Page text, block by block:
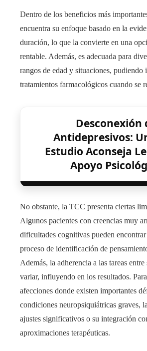
Dentro de los beneficios más
encuentra su enfoque basado en la
duración, lo que la convierte en una
rentable. Además, es adecuada para
rangos de edad y situaciones, pudiendo
tratamientos farmacológicos cuando se
Desconexión
Antidepresivos:
Estudio Aconseja
Apoyo
No obstante, la TCC presenta ciertas
Algunos pacientes con creencias muy
dificultades cognitivas pueden
proceso de identificación de
Además, la adherencia a las tareas entre
variar, influyendo en los resultados.
afecciones donde existen importantes
condiciones neuropsiquiátricas graves,
ajustes significativos o su integración
aproximaciones terapéuticas.